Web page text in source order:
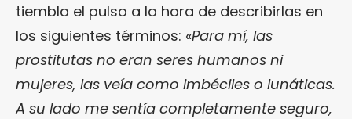
tiembla el pulso a la hora de describirlas en
los siguientes términos: «Para mí, las
prostitutas no eran seres humanos ni
mujeres, las veía como imbéciles o lunáticas.
A su lado me sentía completamente seguro,